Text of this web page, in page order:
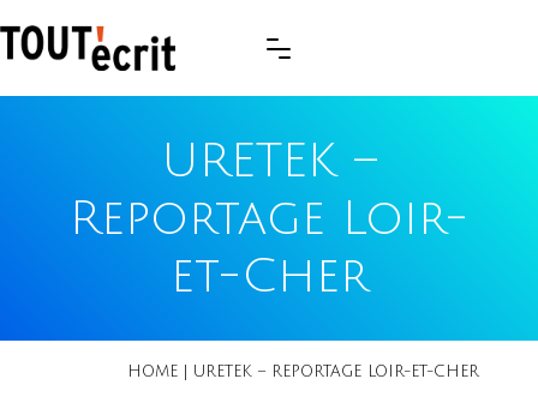
URETEK –
Reportage Loir-
et-Cher
HOME URETEK – REPORTAGE LOIR-ET-CHER